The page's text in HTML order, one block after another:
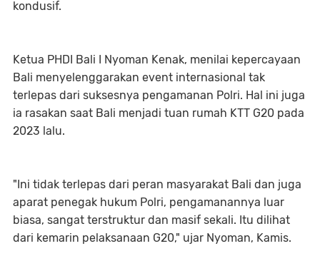
kondusif.
Ketua PHDI Bali I Nyoman Kenak, menilai kepercayaan
Bali menyelenggarakan event internasional tak
terlepas dari suksesnya pengamanan Polri. Hal ini juga
ia rasakan saat Bali menjadi tuan rumah KTT G20 pada
2023 lalu.
"Ini tidak terlepas dari peran masyarakat Bali dan juga
aparat penegak hukum Polri, pengamanannya luar
biasa, sangat terstruktur dan masif sekali. Itu dilihat
dari kemarin pelaksanaan G20," ujar Nyoman, Kamis.